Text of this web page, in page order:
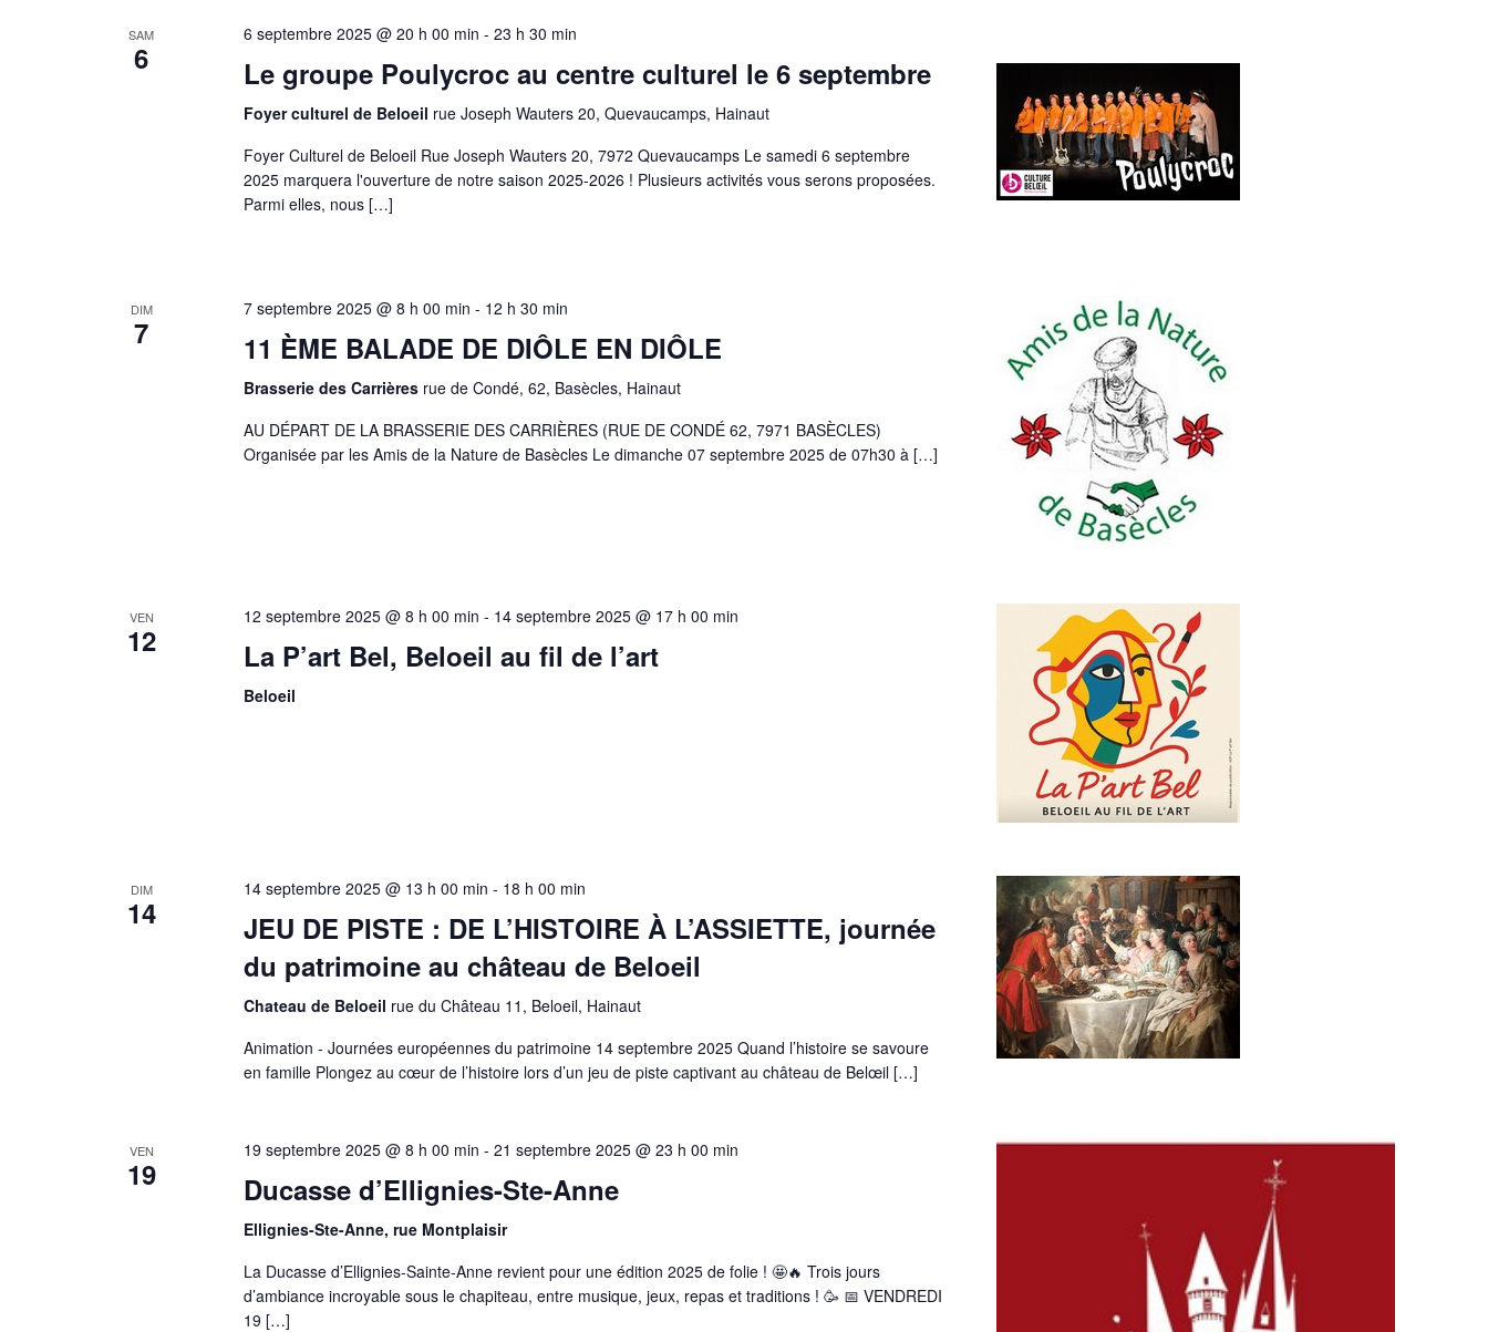
SAM
6
6 septembre 2025 @ 20 h 00 min - 23 h 30 min
Le groupe Poulycroc au centre culturel le 6 septembre
Foyer culturel de Beloeil rue Joseph Wauters 20, Quevaucamps, Hainaut
Foyer Culturel de Beloeil Rue Joseph Wauters 20, 7972 Quevaucamps Le samedi 6 septembre
2025 marquera l'ouverture de notre saison 2025-2026 ! Plusieurs activités vous serons proposées.
Parmi elles, nous […]
DIM
7
7 septembre 2025 @ 8 h 00 min - 12 h 30 min
11 ÈME BALADE DE DIÔLE EN DIÔLE
Brasserie des Carrières rue de Condé, 62, Basècles, Hainaut
AU DÉPART DE LA BRASSERIE DES CARRIÈRES (RUE DE CONDÉ 62, 7971 BASÈCLES)
Organisée par les Amis de la Nature de Basècles Le dimanche 07 septembre 2025 de 07h30 à […]
VEN
12
12 septembre 2025 @ 8 h 00 min - 14 septembre 2025 @ 17 h 00 min
La P’art Bel, Beloeil au fil de l’art
Beloeil
DIM
14
14 septembre 2025 @ 13 h 00 min - 18 h 00 min
JEU DE PISTE : DE L’HISTOIRE À L’ASSIETTE, journée
du patrimoine au château de Beloeil
Chateau de Beloeil rue du Château 11, Beloeil, Hainaut
Animation - Journées européennes du patrimoine 14 septembre 2025 Quand l’histoire se savoure
en famille Plongez au cœur de l’histoire lors d’un jeu de piste captivant au château de Belœil […]
VEN
19
19 septembre 2025 @ 8 h 00 min - 21 septembre 2025 @ 23 h 00 min
Ducasse d’Ellignies-Ste-Anne
Ellignies-Ste-Anne, rue Montplaisir
La Ducasse d’Ellignies-Sainte-Anne revient pour une édition 2025 de folie ! 🤩🔥 Trois jours
d’ambiance incroyable sous le chapiteau, entre musique, jeux, repas et traditions ! 🥳 📅 VENDREDI
19 […]